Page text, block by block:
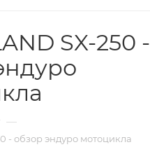
SX-250 -
—
- обзор эндуро мотоцикла